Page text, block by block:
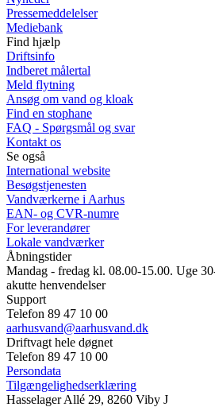
Pressemeddelelser
Mediebank
Find hjælp
Driftsinfo
Indberet målertal
Meld flytning
Ansøg om vand og kloak
Find en stophane
FAQ - Spørgsmål og svar
Kontakt os
Se også
International website
Besøgstjenesten
Vandværkerne i Aarhus
EAN- og CVR-numre
For leverandører
Lokale vandværker
Åbningstider
Mandag - fredag kl. 08.00-15.00. Uge
akutte henvendelser
Support
Telefon 89 47 10 00
aarhusvand@aarhusvand.dk
Driftvagt hele døgnet
Telefon 89 47 10 00
Persondata
Tilgængelighedserklæring
Hasselager Allé 29, 8260 Viby J